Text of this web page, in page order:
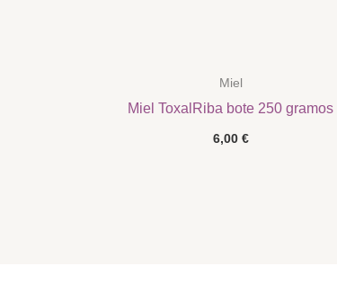
Miel
Miel ToxalRiba bote 250 gramos
6,00 €